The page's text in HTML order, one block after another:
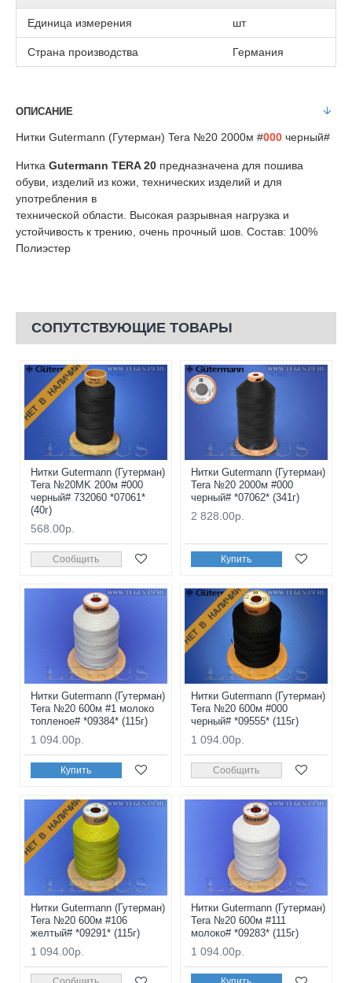
Единица измерения шт
Страна производства Германия
ОПИСАНИЕ
Нитки Gutermann (Гутерман) Tera №20 2000м #000 черный#
Нитка Gutermann TERA 20 предназначена для пошива
обуви, изделий из кожи, технических изделий и для
употребления в
технической области. Высокая разрывная нагрузка и
устойчивость к трению, очень прочный шов. Состав: 100%
Полиэстер
СОПУТСТВУЮЩИЕ ТОВАРЫ
НЕТ В НАЛИЧИИ
Нитки Gutermann (Гутерман)
Tera №20MK 200м #000
черный# 732060 *07061*
(40г)
568.00р.
Сообщить
Нитки Gutermann (Гутерман)
Tera №20 2000м #000
черный# *07062* (341г)
2 828.00р.
Купить
Нитки Gutermann (Гутерман)
Tera №20 600м #1 молоко
топленое# *09384* (115г)
1 094.00р.
Купить
НЕТ В НАЛИЧИИ
Нитки Gutermann (Гутерман)
Tera №20 600м #000
черный# *09555* (115г)
1 094.00р.
Сообщить
НЕТ В НАЛИЧИИ
Нитки Gutermann (Гутерман)
Tera №20 600м #106
желтый# *09291* (115г)
1 094.00р.
Нитки Gutermann (Гутерман)
Tera №20 600м #111
молоко# *09283* (115г)
1 094.00р.